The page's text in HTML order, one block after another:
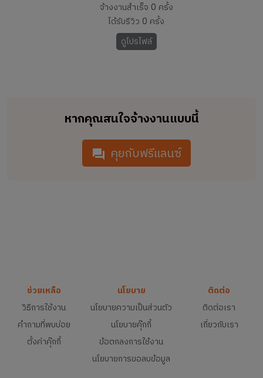
จ้างงานสำเร็จ 0 ครั้ง
ได้รับรีวิว 0 ครั้ง
ดูโปรไฟล์
หากคุณสนใจจ้างงานแบบนี้
คุยกับฟรีแลนซ์
ช่วยเหลือ
วิธีการใช้งาน
คำถามที่พบบ่อย
ตั้งค่าคุ๊กกี้
นโยบาย
นโยบายความเป็นส่วนตัว
นโยบายคุ๊กกี้
ข้อตกลงการใช้งาน
นโยบายการขอลบข้อมูล
ติดต่อ
ติดต่อเรา
เกี่ยวกับเรา